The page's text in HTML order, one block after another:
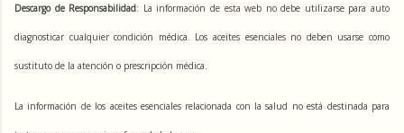
Descargo de Responsabilidad: La información de esta web no debe utilizarse para auto
diagnosticar cualquier condición médica. Los aceites esenciales no deben usarse como
sustituto de la atención o prescripción médica.
La información de los aceites esenciales relacionada con la salud no está destinada para